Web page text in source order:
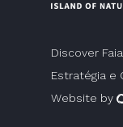
Discover
Estratégia e
Website by